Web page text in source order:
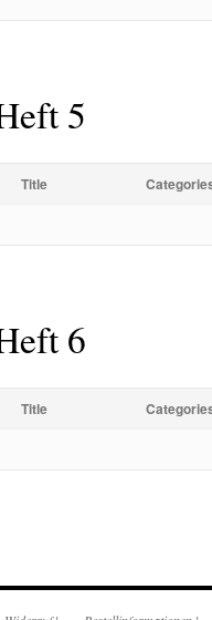
5
Title
6
Title